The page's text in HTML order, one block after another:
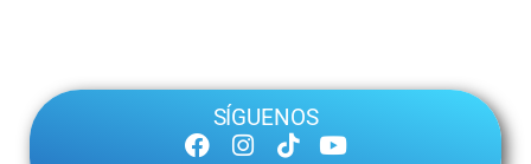
SÍGUENOS